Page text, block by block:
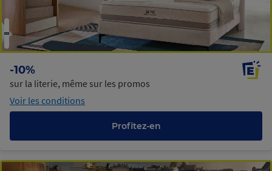
-10%
sur la literie, même sur les promos
Voir les conditions
Profitez-en